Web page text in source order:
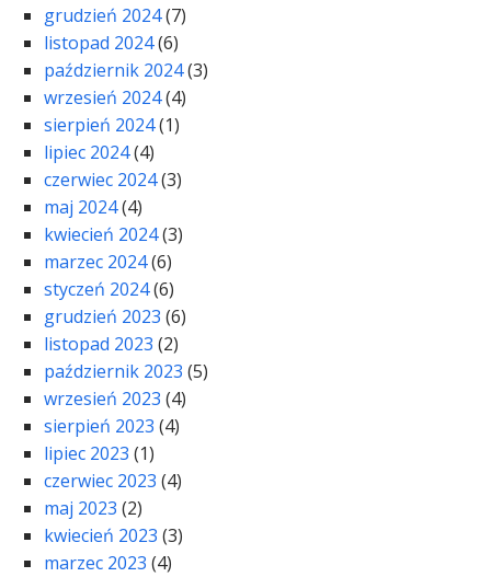
grudzień 2024(7)
listopad 2024(6)
październik 2024(3)
wrzesień 2024(4)
sierpień 2024(1)
lipiec 2024(4)
czerwiec 2024(3)
maj 2024(4)
kwiecień 2024(3)
marzec 2024(6)
styczeń 2024(6)
grudzień 2023 (6)
listopad 2023 (2)
październik 2023 (5)
wrzesień 2023 (4)
sierpień 2023 (4)
lipiec 2023 (1)
czerwiec 2023 (4)
maj 2023 (2)
kwiecień 2023 (3)
marzec 2023 (4)